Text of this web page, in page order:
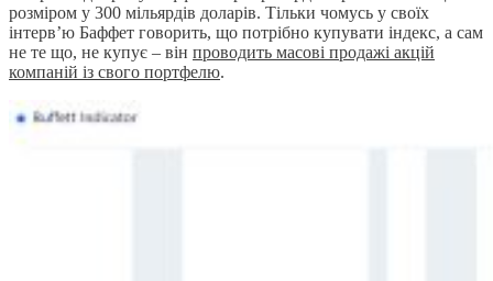
розміром у 300 мільярдів доларів. Тільки чомусь у своїх
інтерв’ю Баффет говорить, що потрібно купувати індекс, а сам
не те що, не купує – він проводить масові продажі акцій
компаній із свого портфелю.